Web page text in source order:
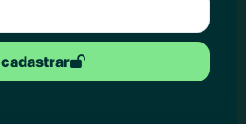
cadastrar